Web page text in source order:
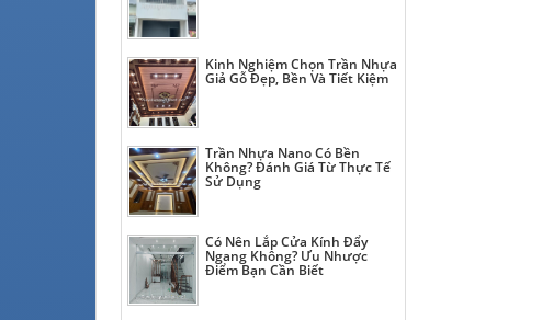
Kinh Nghiệm Chọn Trần Nhựa
Giả Gỗ Đẹp, Bền Và Tiết Kiệm
Trần Nhựa Nano Có Bền
Không? Đánh Giá Từ Thực Tế
Sử Dụng
Có Nên Lắp Cửa Kính Đẩy
Ngang Không? Ưu Nhược
Điểm Bạn Cần Biết